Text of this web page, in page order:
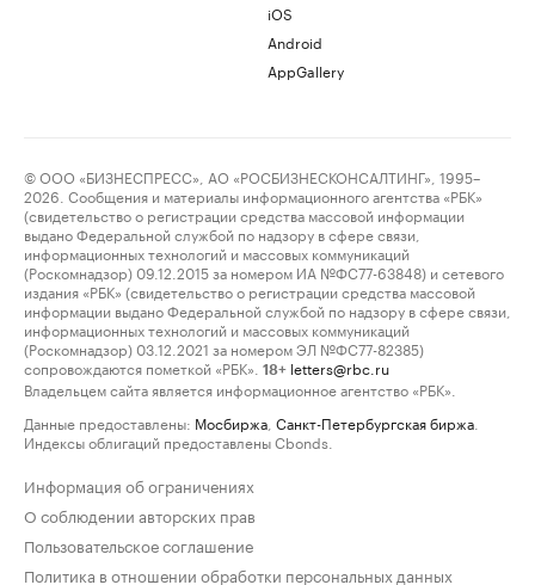
iOS
Android
AppGallery
© ООО «БИЗНЕСПРЕСС», АО «РОСБИЗНЕСКОНСАЛТИНГ», 1995–
2026. Сообщения и материалы информационного агентства «РБК»
(свидетельство о регистрации средства массовой информации
выдано Федеральной службой по надзору в сфере связи,
информационных технологий и массовых коммуникаций
(Роскомнадзор) 09.12.2015 за номером ИА №ФС77-63848) и сетевого
издания «РБК» (свидетельство о регистрации средства массовой
информации выдано Федеральной службой по надзору в сфере связи,
информационных технологий и массовых коммуникаций
(Роскомнадзор) 03.12.2021 за номером ЭЛ №ФС77-82385)
сопровождаются пометкой «РБК».
18+ letters@rbc.ru
Владельцем сайта является информационное агентство «РБК».
Данные предоставлены: Мосбиржа Санкт-Петербургская биржа
Индексы облигаций предоставлены Cbonds.
Информация об ограничениях
О соблюдении авторских прав
Пользовательское соглашение
Политика в отношении обработки персональных данных